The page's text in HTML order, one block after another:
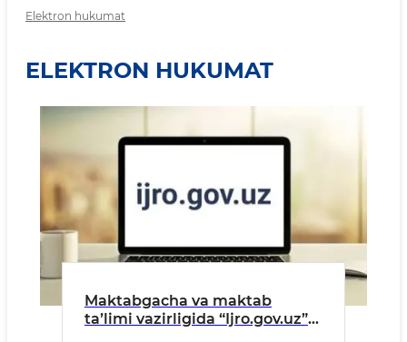
Elektron hukumat
ELEKTRON HUKUMAT
Maktabgacha va maktab
taʼlimi vazirligida “Ijro.gov.uz”